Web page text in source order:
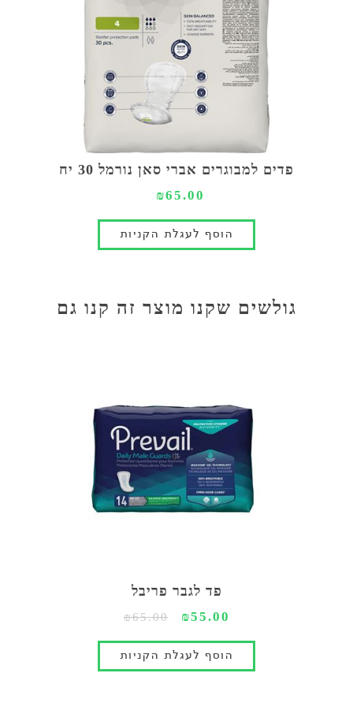
פדים למבוגרים אברי סאן נורמל 30 יח
₪65.00
גולשים שקנו מוצר זה קנו גם
פד לגבר פריבל
₪55.00
₪65.00